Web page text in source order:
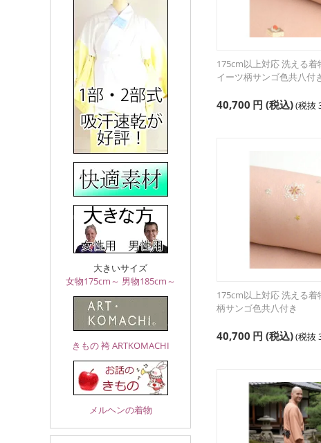
大きいサイズ
女物175cm～ 男物185cm～
きもの 袴 ARTKOMACHI
メルヘンの着物
175cm以上対応 洗える着
イーツ柄サンゴ色共八付
40,700 円 (税込)(税抜
175cm以上対応 洗える着
柄サンゴ色共八付き
40,700 円 (税込)(税抜